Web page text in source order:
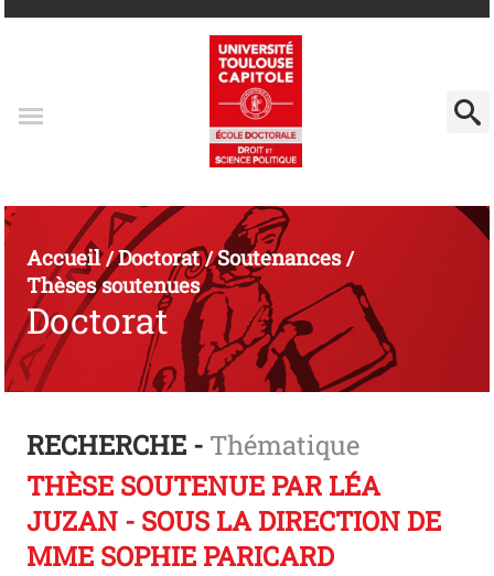
Accueil/Doctorat/Soutenances/
Thèses soutenues
Doctorat
RECHERCHE - Thématique
THÈSE SOUTENUE PAR LÉA
JUZAN - SOUS LA DIRECTION DE
MME SOPHIE PARICARD